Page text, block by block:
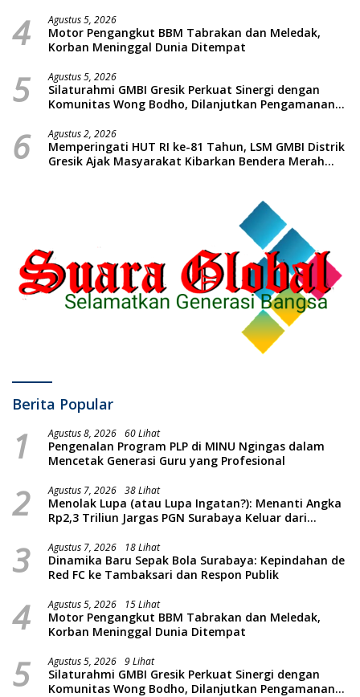
4 Agustus 5, 2026
Motor Pengangkut BBM Tabrakan dan Meledak,
Korban Meninggal Dunia Ditempat
5 Agustus 5, 2026
Silaturahmi GMBI Gresik Perkuat Sinergi dengan
Komunitas Wong Bodho, Dilanjutkan Pengamanan
Massal dan Santunan Anak Yatim
6 Agustus 2, 2026
Memperingati HUT RI ke-81 Tahun, LSM GMBI Distrik
Gresik Ajak Masyarakat Kibarkan Bendera Merah
Berita Popular
1 Agustus 8, 2026 60 Lihat
Pengenalan Program PLP di MINU Ngingas dalam
Mencetak Generasi Guru yang Profesional
2 Agustus 7, 2026 38 Lihat
Menolak Lupa (atau Lupa Ingatan?): Menanti Angka
Rp2,3 Triliun Jargas PGN Surabaya Keluar dari
3 Agustus 7, 2026 18 Lihat
Dinamika Baru Sepak Bola Surabaya: Kepindahan de
Red FC ke Tambaksari dan Respon Publik
4 Agustus 5, 2026 15 Lihat
Motor Pengangkut BBM Tabrakan dan Meledak,
Korban Meninggal Dunia Ditempat
5 Agustus 5, 2026 9 Lihat
Silaturahmi GMBI Gresik Perkuat Sinergi dengan
Komunitas Wong Bodho, Dilanjutkan Pengamanan